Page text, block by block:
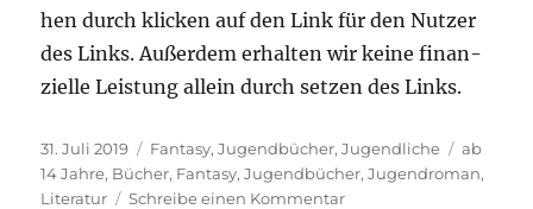
hen durch kli­cken auf den Link für den Nut­zer
des Links. Außer­dem erhal­ten wir kei­ne finan­
zi­el­le Leis­tung allein durch set­zen des Links.
Veröffentlicht
am
31. Juli 2019 Kategorien
Fantasy,Jugendbücher,Jugendliche
ab
14 Jahre, Bücher, Fantasy,Jugendbücher,Jugendroman,
Literatur
Schreibe einen Kommentarzu